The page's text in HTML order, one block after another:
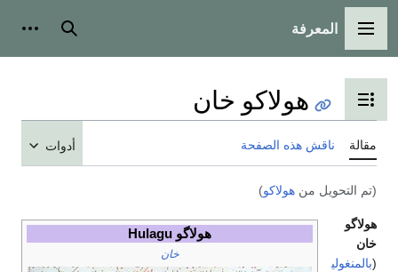
القائمة الرئيسية
المعرفة بحث
تبديل عرض جدول المحتويات
هولاكو خان
مقالة ناقش هذه الصفحة أدوات
(تم التحويل من هولاكو)
هولاگو Hulagu
خان
هولاگو
خان
(بالمنغولي